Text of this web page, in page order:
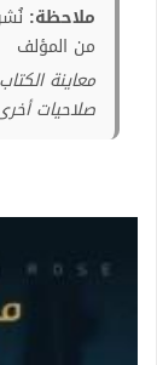
ملاحظة:
من المؤلف
معاينة
صلاحيات